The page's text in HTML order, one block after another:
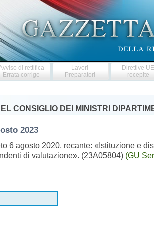
di rettifica
Errata corrige
Lavori
Preparatori
Direttive
recepite
CONSIGLIO DEI MINISTRI
2023
6 agosto 2020, recante: «Istituzione e
di valutazione». (23A05804) (GU